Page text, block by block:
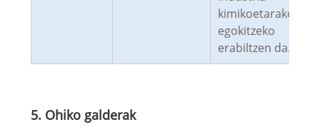
kimikoetarako
egokitzeko
erabiltzen da.
5. Ohiko galderak